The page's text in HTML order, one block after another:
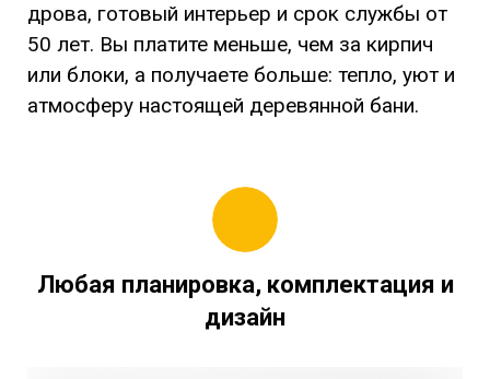
дрова, готовый интерьер и срок службы от
50 лет. Вы платите меньше, чем за кирпич
или блоки, а получаете больше: тепло, уют и
атмосферу настоящей деревянной бани.
Любая планировка, комплектация и
дизайн